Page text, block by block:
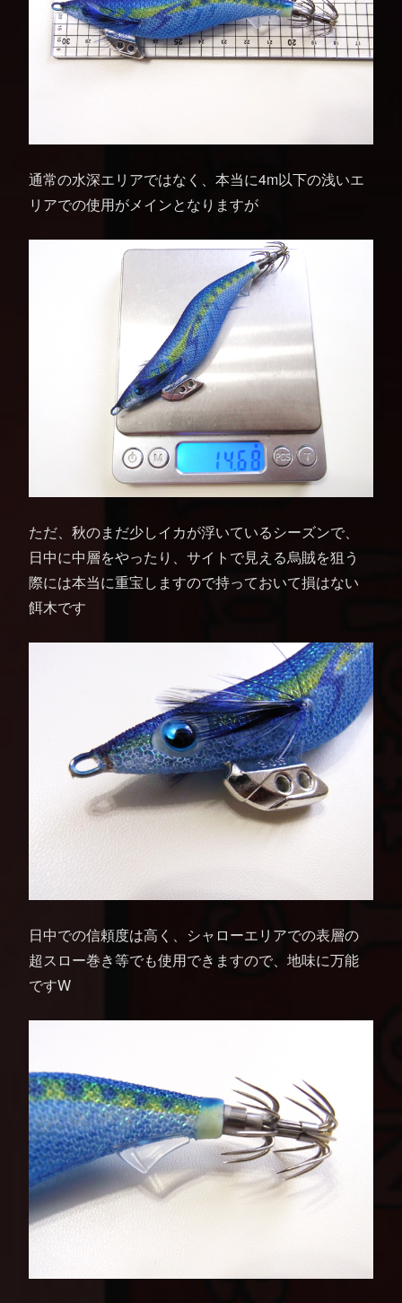
通常の水深エリアではなく、本当に4m以下の浅いエ
リアでの使用がメインとなりますが
ただ、秋のまだ少しイカが浮いているシーズンで、
日中に中層をやったり、サイトで見える烏賊を狙う
際には本当に重宝しますので持っておいて損はない
餌木です
日中での信頼度は高く、シャローエリアでの表層の
超スロー巻き等でも使用できますので、地味に万能
ですW